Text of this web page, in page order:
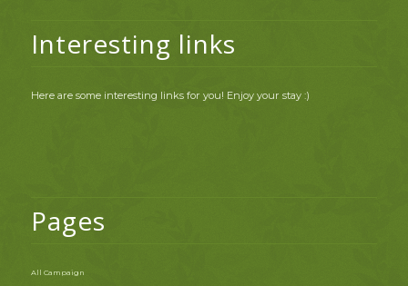
Interesting links
Here are some interesting links for you! Enjoy your stay :)
Pages
All Campaign